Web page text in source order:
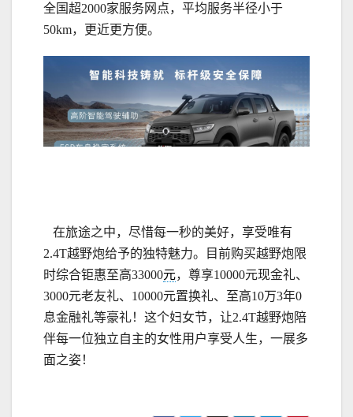
全国超2000家服务网点，平均服务半径小于
50km，更近更方便。
在旅途之中，尽惜每一秒的美好，享受唯有
2.4T越野炮给予的独特魅力。目前购买越野炮限
时综合钜惠至高33000元，尊享10000元现金礼、
3000元老友礼、10000元置换礼、至高10万3年0
息金融礼等豪礼！这个妇女节，让2.4T越野炮陪
伴每一位独立自主的女性用户享受人生，一展多
面之姿！